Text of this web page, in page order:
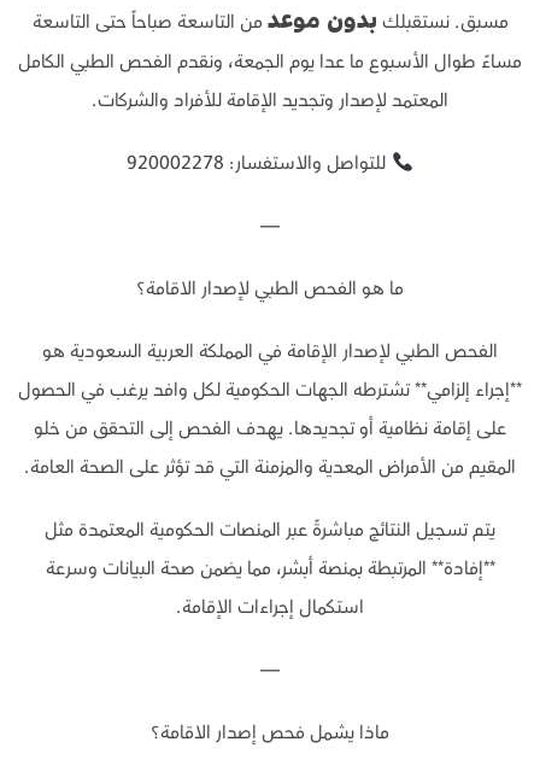
مسبق. نستقبلك بدون موعد من التاسعة صباحاً حتى التاسعة
مساءً طوال الأسبوع ما عدا يوم الجمعة، ونقدم الفحص الطبي الكامل
المعتمد لإصدار وتجديد الإقامة للأفراد والشركات.
للتواصل والاستفسار: 920002278
—
ما هو الفحص الطبي لإصدار الاقامة؟
الفحص الطبي لإصدار الإقامة في المملكة العربية السعودية هو
**إجراء إلزامي** تشترطه الجهات الحكومية لكل وافد يرغب في الحصول
على إقامة نظامية أو تجديدها. يهدف الفحص إلى التحقق من خلو
المقيم من الأمراض المعدية والمزمنة التي قد تؤثر على الصحة العامة.
يتم تسجيل النتائج مباشرةً عبر المنصات الحكومية المعتمدة مثل
**إفادة** المرتبطة بمنصة أبشر، مما يضمن صحة البيانات وسرعة
استكمال إجراءات الإقامة.
—
ماذا يشمل فحص إصدار الاقامة؟